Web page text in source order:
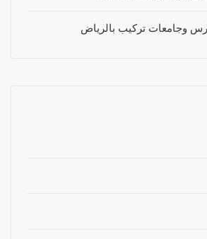
وجامعات تركيب بالرياض